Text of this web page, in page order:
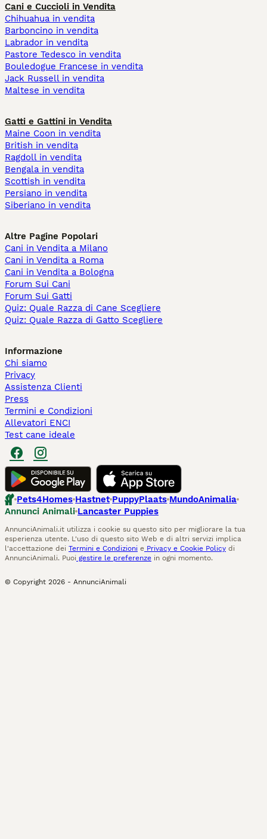
Cani e Cuccioli in Vendita
Chihuahua in vendita
Barboncino in vendita
Labrador in vendita
Pastore Tedesco in vendita
Bouledogue Francese in vendita
Jack Russell in vendita
Maltese in vendita
Gatti e Gattini in Vendita
Maine Coon in vendita
British in vendita
Ragdoll in vendita
Bengala in vendita
Scottish in vendita
Persiano in vendita
Siberiano in vendita
Altre Pagine Popolari
Cani in Vendita a Milano
Cani in Vendita a Roma
Cani in Vendita a Bologna
Forum Sui Cani
Forum Sui Gatti
Quiz: Quale Razza di Cane Scegliere
Quiz: Quale Razza di Gatto Scegliere
Informazione
Chi siamo
Privacy
Assistenza Clienti
Press
Termini e Condizioni
Allevatori ENCI
Test cane ideale
Pets4Homes Hastnet PuppyPlaats MundoAnimalia
Annunci Animali Lancaster Puppies
AnnunciAnimali.it utilizza i cookie su questo sito per migliorare la tua
esperienza utente. L'uso di questo sito Web e di altri servizi implica
l'accettazione dei Termini e Condizioni e Privacy e Cookie Policy di
AnnunciAnimali. Puoi gestire le preferenze in ogni momento.
© Copyright 2026 - AnnunciAnimali